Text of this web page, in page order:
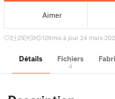
Aimer
2 29 0 126mis à jour 24 mars
Détails Fichiers
4